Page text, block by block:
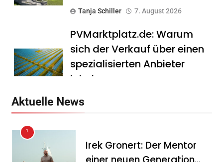
Tanja Schiller 7. August 2026
PVMarktplatz.de: Warum
sich der Verkauf über einen
spezialisierten Anbieter
lohnt
Mitarbeitergespräch pro
Aktuelle News
1
Irek Gronert: Der Mentor